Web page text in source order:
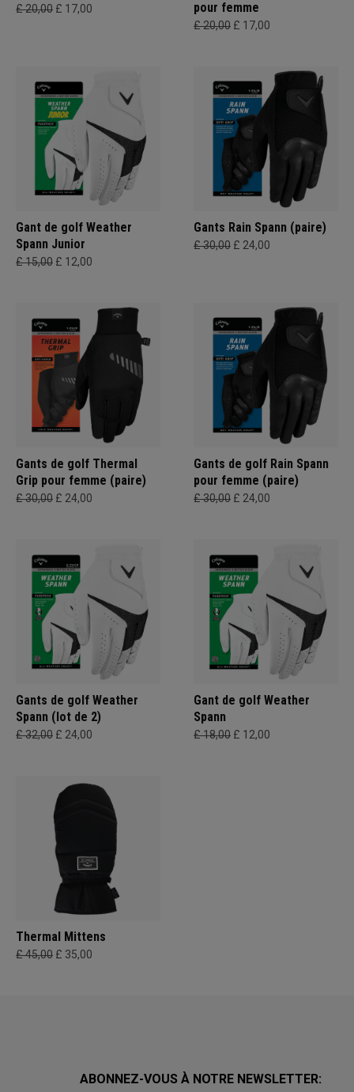
£ 20,00 £ 17,00 pour femme
£ 20,00 £ 17,00
Gant de golf Weather
Spann Junior
£ 15,00 £ 12,00
Gants Rain Spann (paire)
£ 30,00 £ 24,00
Gants de golf Thermal
Grip pour femme (paire)
£ 30,00 £ 24,00
Gants de golf Rain Spann
pour femme (paire)
£ 30,00 £ 24,00
Gants de golf Weather
Spann (lot de 2)
£ 32,00 £ 24,00
Gant de golf Weather
Spann
£ 18,00 £ 12,00
Thermal Mittens
£ 45,00 £ 35,00
ABONNEZ-VOUS À NOTRE NEWSLETTER: